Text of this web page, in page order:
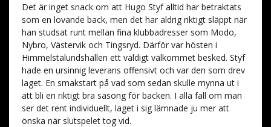
Det är inget snack om att Hugo Styf alltid har betraktats
som en lovande back, men det har aldrig riktigt släppt när
han studsat runt mellan fina klubbadresser som Modo,
Nybro, Västervik och Tingsryd. Därför var hösten i
Himmelstalundshallen ett väldigt välkommet besked. Styf
hade en ursinnig leverans offensivt och var den som drev
laget. En smakstart på vad som sedan skulle mynna ut i
att bli en riktigt bra säsong för backen. I alla fall om man
ser det rent individuellt, laget i sig lämnade ju mer att
önska när slutspelet tog vid.